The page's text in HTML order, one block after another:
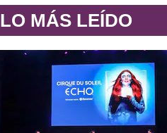
LO MÁS LEÍDO